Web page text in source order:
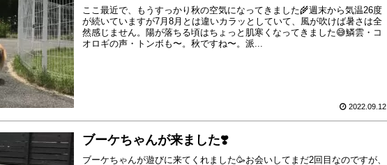
ここ最近で、もうすっかり秋の空気になってきました🌾週末から気温26度
が続いていますが7月8月とは違いカラッとしていて、風が吹けば暑さは全
然感じません。陽が落ちる頃はちょっと肌寒くなってきました😅鱗雲・コ
オロギの声・トンボも〜。秋ですね〜。派...
2022.09.12
ブーケちゃんが来ました❣️
ブーケちゃんが遊びに来てくれました🥳お会いしてまだ2回目なのですが、